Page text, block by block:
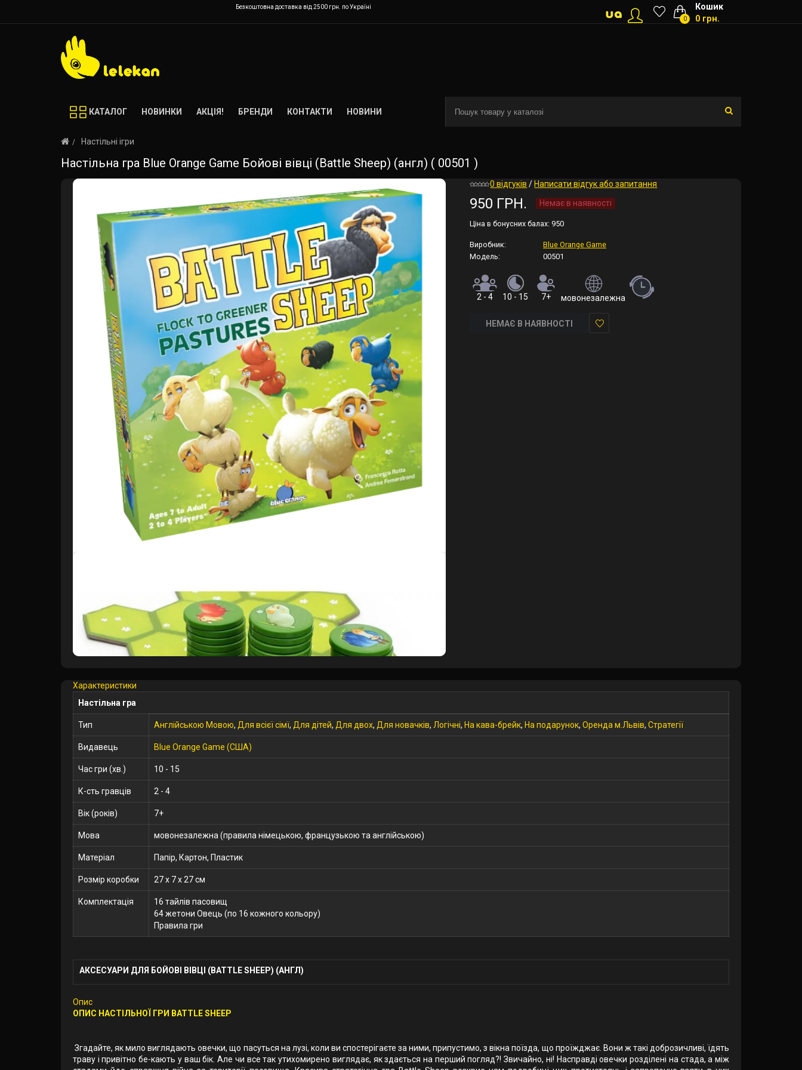
Безкоштовна доставка від 2500 грн. по Україні Кошик
0 0 грн.
КАТАЛОГ НОВИНКИ АКЦІЯ! БРЕНДИ КОНТАКТИ НОВИНИ
Настільні ігри
Настільна гра Blue Orange Game Бойові вівці (Battle Sheep) (англ) ( 00501 )
0 відгуків / Написати відгук або запитання
950 ГРН. Немає в наявності
Ціна в бонусних балах: 950
Виробник:
Blue Orange Game
Модель:
00501
2 - 4 10 - 15 7+ мовонезалежна (правила німецькою, французькою та
НЕМАЄ В НАЯВНОСТІ
Характеристики
Настільна гра
Тип Англійською Мовою, Для всієї сімї, Для дітей, Для двох, Для новачків, Логічні, На кава-брейк, На подарунок, Оренда м.Львів, Стратегії
Видавець Blue Orange Game (США)
Час гри (хв.) 10 - 15
К-сть гравців 2 - 4
Вік (років) 7+
Мова мовонезалежна (правила німецькою, французькою та англійською)
Матеріал Папір, Картон, Пластик
Розмір коробки 27 x 7 x 27 см
Комплектація
16 тайлів пасовищ
64 жетони Овець (по 16 кожного кольору)
Правила гри
АКСЕСУАРИ ДЛЯ БОЙОВІ ВІВЦІ (BATTLE SHEEP) (АНГЛ)
Опис
ОПИС НАСТІЛЬНОЇ ГРИ BATTLE SHEEP
Згадайте, як мило виглядають овечки, що пасуться на лузі, коли ви спостерігаєте за ними, припустимо, з вікна поїзда, що проїжджає. Вони ж такі доброзичливі, їдять
траву і привітно бе-кають у ваш бік. Але чи все так утихомирено виглядає, як здається на перший погляд?! Звичайно, ні! Насправді овечки розділені на стада, а між